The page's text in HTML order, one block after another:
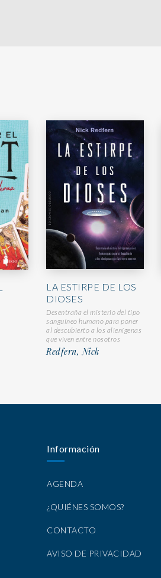
LA ESTIRPE DE LOS
DIOSES
Desentraña el misterio del tipo
sanguíneo humano para poner
al descubierto a los alienígenas
que viven entre nosotros
Redfern, Nick
Información
AGENDA
¿QUIÉNES SOMOS?
CONTACTO
AVISO DE PRIVACIDAD